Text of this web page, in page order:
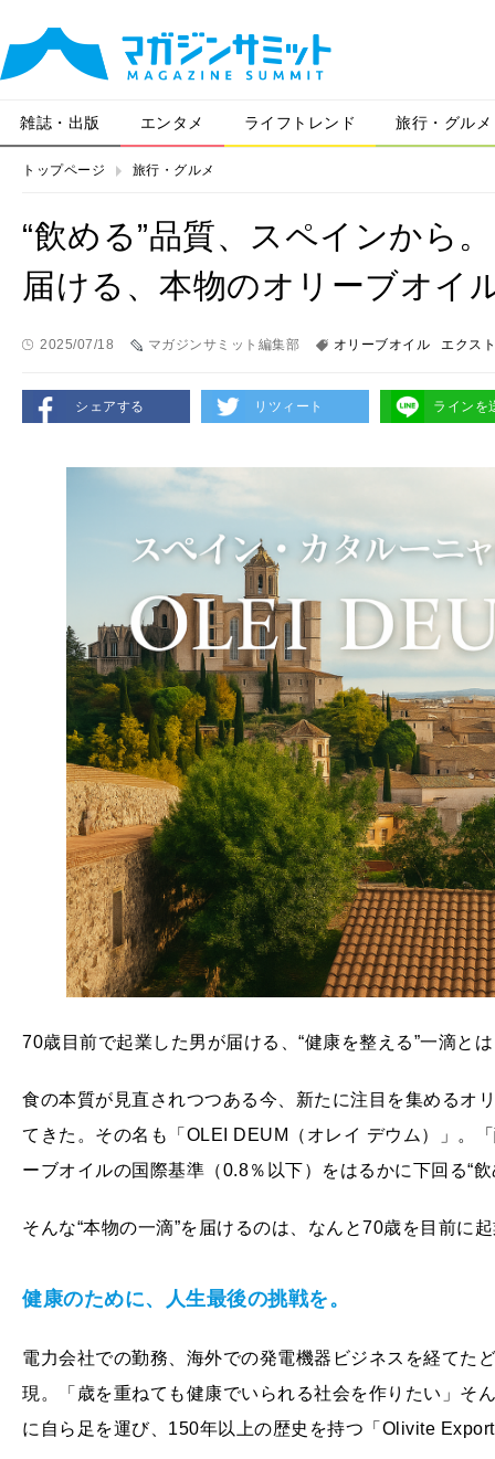
雑誌・出版 エンタメ ライフトレンド 旅行・グルメ
トップページ 旅行・グルメ
“飲める”品質、スペインから
届ける、本物のオリーブオイ
2025/07/18 マガジンサミット編集部 オリーブオイル エクス
シェアする リツィート ラインを
70歳目前で起業した男が届ける、“健康を整える”一滴と
食の本質が見直されつつある今、新たに注目を集めるオ
てきた。その名も「OLEI DEUM（オレイ デウム）」。
ーブオイルの国際基準（0.8％以下）をはるかに下回る“飲
そんな“本物の一滴”を届けるのは、なんと70歳を目前に
健康のために、人生最後の挑戦を。
電力会社での勤務、海外での発電機器ビジネスを経てた
現。「歳を重ねても健康でいられる社会を作りたい」そ
に自ら足を運び、150年以上の歴史を持つ「Olivite